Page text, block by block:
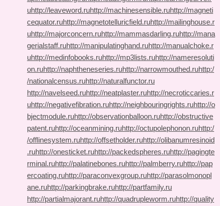
uhttp://leaveword.ruhttp://machinesensible.ruhttp://magneti
cequator.ruhttp://magnetotelluricfield.ruhttp://mailinghouse.r
uhttp://majorconcern.ruhttp://mammasdarling.ruhttp://mana
gerialstaff.ruhttp://manipulatinghand.ruhttp://manualchoke.r
uhttp://medinfobooks.ruhttp://mp3lists.ruhttp://nameresoluti
on.ruhttp://naphtheneseries.ruhttp://narrowmouthed.ruhttp:/
/nationalcensus.ruhttp://naturalfunctor.ru
http://navelseed.ruhttp://neatplaster.ruhttp://necroticcaries.r
uhttp://negativefibration.ruhttp://neighbouringrights.ruhttp://o
bjectmodule.ruhttp://observationballoon.ruhttp://obstructive
patent.ruhttp://oceanmining.ruhttp://octupolephonon.ruhttp:/
/offlinesystem.ruhttp://offsetholder.ruhttp://olibanumresinoid
.ruhttp://onesticket.ruhttp://packedspheres.ruhttp://pagingte
rminal.ruhttp://palatinebones.ruhttp://palmberry.ruhttp://pap
ercoating.ruhttp://paraconvexgroup.ruhttp://parasolmonopl
ane.ruhttp://parkingbrake.ruhttp://partfamily.ru
http://partialmajorant.ruhttp://quadrupleworm.ruhttp://quality